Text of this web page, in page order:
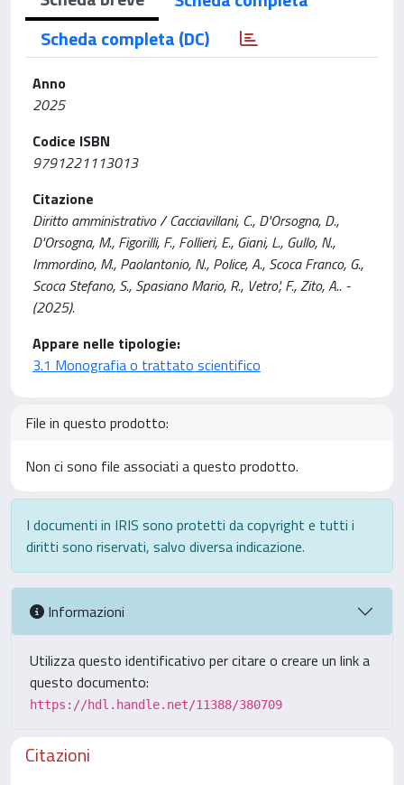
Scheda completa (DC)
Anno
2025
Codice ISBN
9791221113013
Citazione
Diritto amministrativo / Cacciavillani, C., D'Orsogna, D.,
D'Orsogna, M., Figorilli, F., Follieri, E., Giani, L., Gullo, N.,
Immordino, M., Paolantonio, N., Police, A., Scoca Franco, G.,
Scoca Stefano, S., Spasiano Mario, R., Vetro', F., Zito, A.. -
(2025).
Appare nelle tipologie:
3.1 Monografia o trattato scientifico
File in questo prodotto:
Non ci sono file associati a questo prodotto.
I documenti in IRIS sono protetti da copyright e tutti i
diritti sono riservati, salvo diversa indicazione.
Informazioni
Utilizza questo identificativo per citare o creare un link a
questo documento:
https://hdl.handle.net/11388/380709
Citazioni